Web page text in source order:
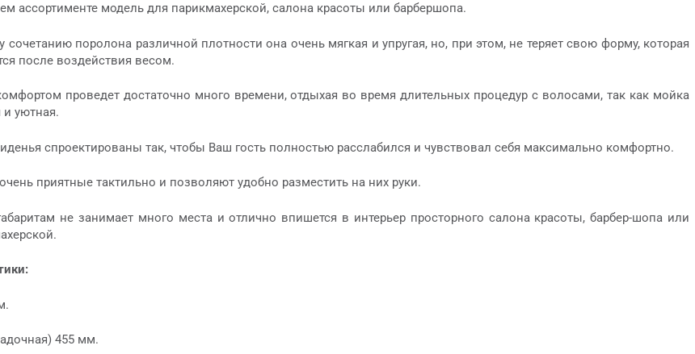
ассортименте модель для парикмахерской, салона красоты или барбершопа.
сочетанию поролона различной плотности она очень мягкая и упругая, но, при этом, не теряет свою форму, которая
после воздействия весом.
проведет достаточно много времени, отдыхая во время длительных процедур с волосами, так как мойка
и уютная.
спроектированы так, чтобы Ваш гость полностью расслабился и чувствовал себя максимально комфортно.
приятные тактильно и позволяют удобно разместить на них руки.
не занимает много места и отлично впишется в интерьер просторного салона красоты, барбер-шопа или
455 мм.